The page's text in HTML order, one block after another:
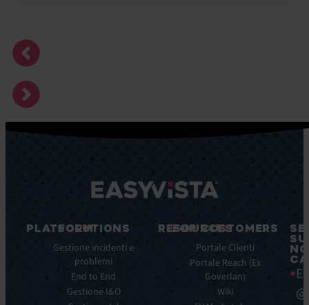
PLATFORM
Caratteristiche
principali
principali
SOLUTIONS
Gestione incidenti e
problemi
End to End
Gestione I&O
RESOURCES
Ebook
Whitepaper
FOR CUSTOMERS
Portale Clienti
Portale Reach (Ex
Goverlan)
Wiki